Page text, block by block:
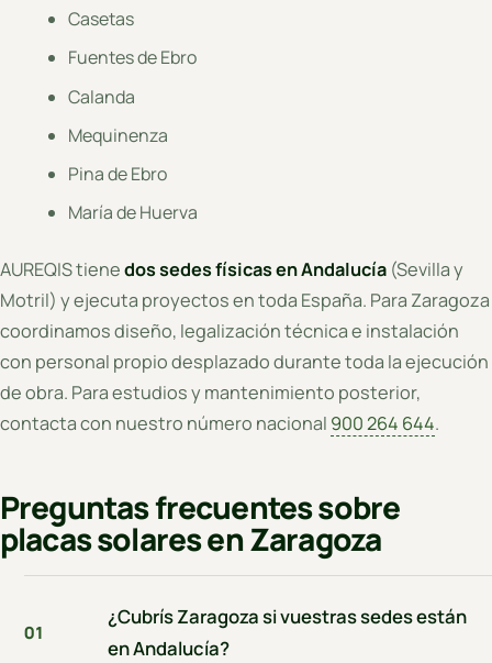
Casetas
Fuentes de Ebro
Calanda
Mequinenza
Pina de Ebro
María de Huerva
AUREQIS tienedos sedes físicas en Andalucía (Sevilla y
Motril) y ejecuta proyectos en toda España. Para Zaragoza
coordinamos diseño, legalización técnica e instalación
con personal propio desplazado durante toda la ejecución
de obra. Para estudios y mantenimiento posterior,
contacta con nuestro número nacional 900 264 644.
Preguntas frecuentes sobre
placas solares en Zaragoza
01
¿Cubrís Zaragoza si vuestras sedes están
en Andalucía?